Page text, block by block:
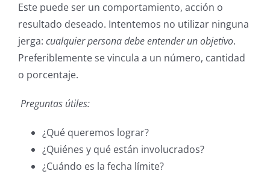
Este puede ser un comportamiento, acción o
resultado deseado. Intentemos no utilizar ninguna
jerga: cualquier persona debe entender un objetivo.
Preferiblemente se vincula a un número, cantidad
o porcentaje.
Preguntas útiles:
¿Qué queremos lograr?
¿Quiénes y qué están involucrados?
¿Cuándo es la fecha límite?